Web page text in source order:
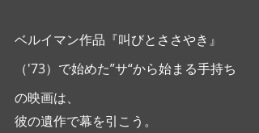
ベルイマン作品『叫びとささやき』
（'73）で始めた”サ“から始まる手持ち
の映画は、
彼の遺作で幕を引こう。